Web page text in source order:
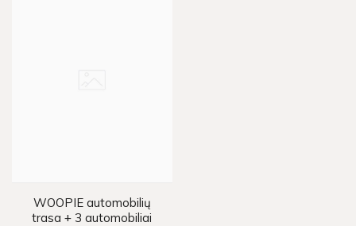
WOOPIE automobilių
trasa + 3 automobiliai